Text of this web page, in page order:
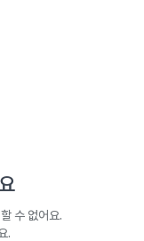
수 없어요.
.